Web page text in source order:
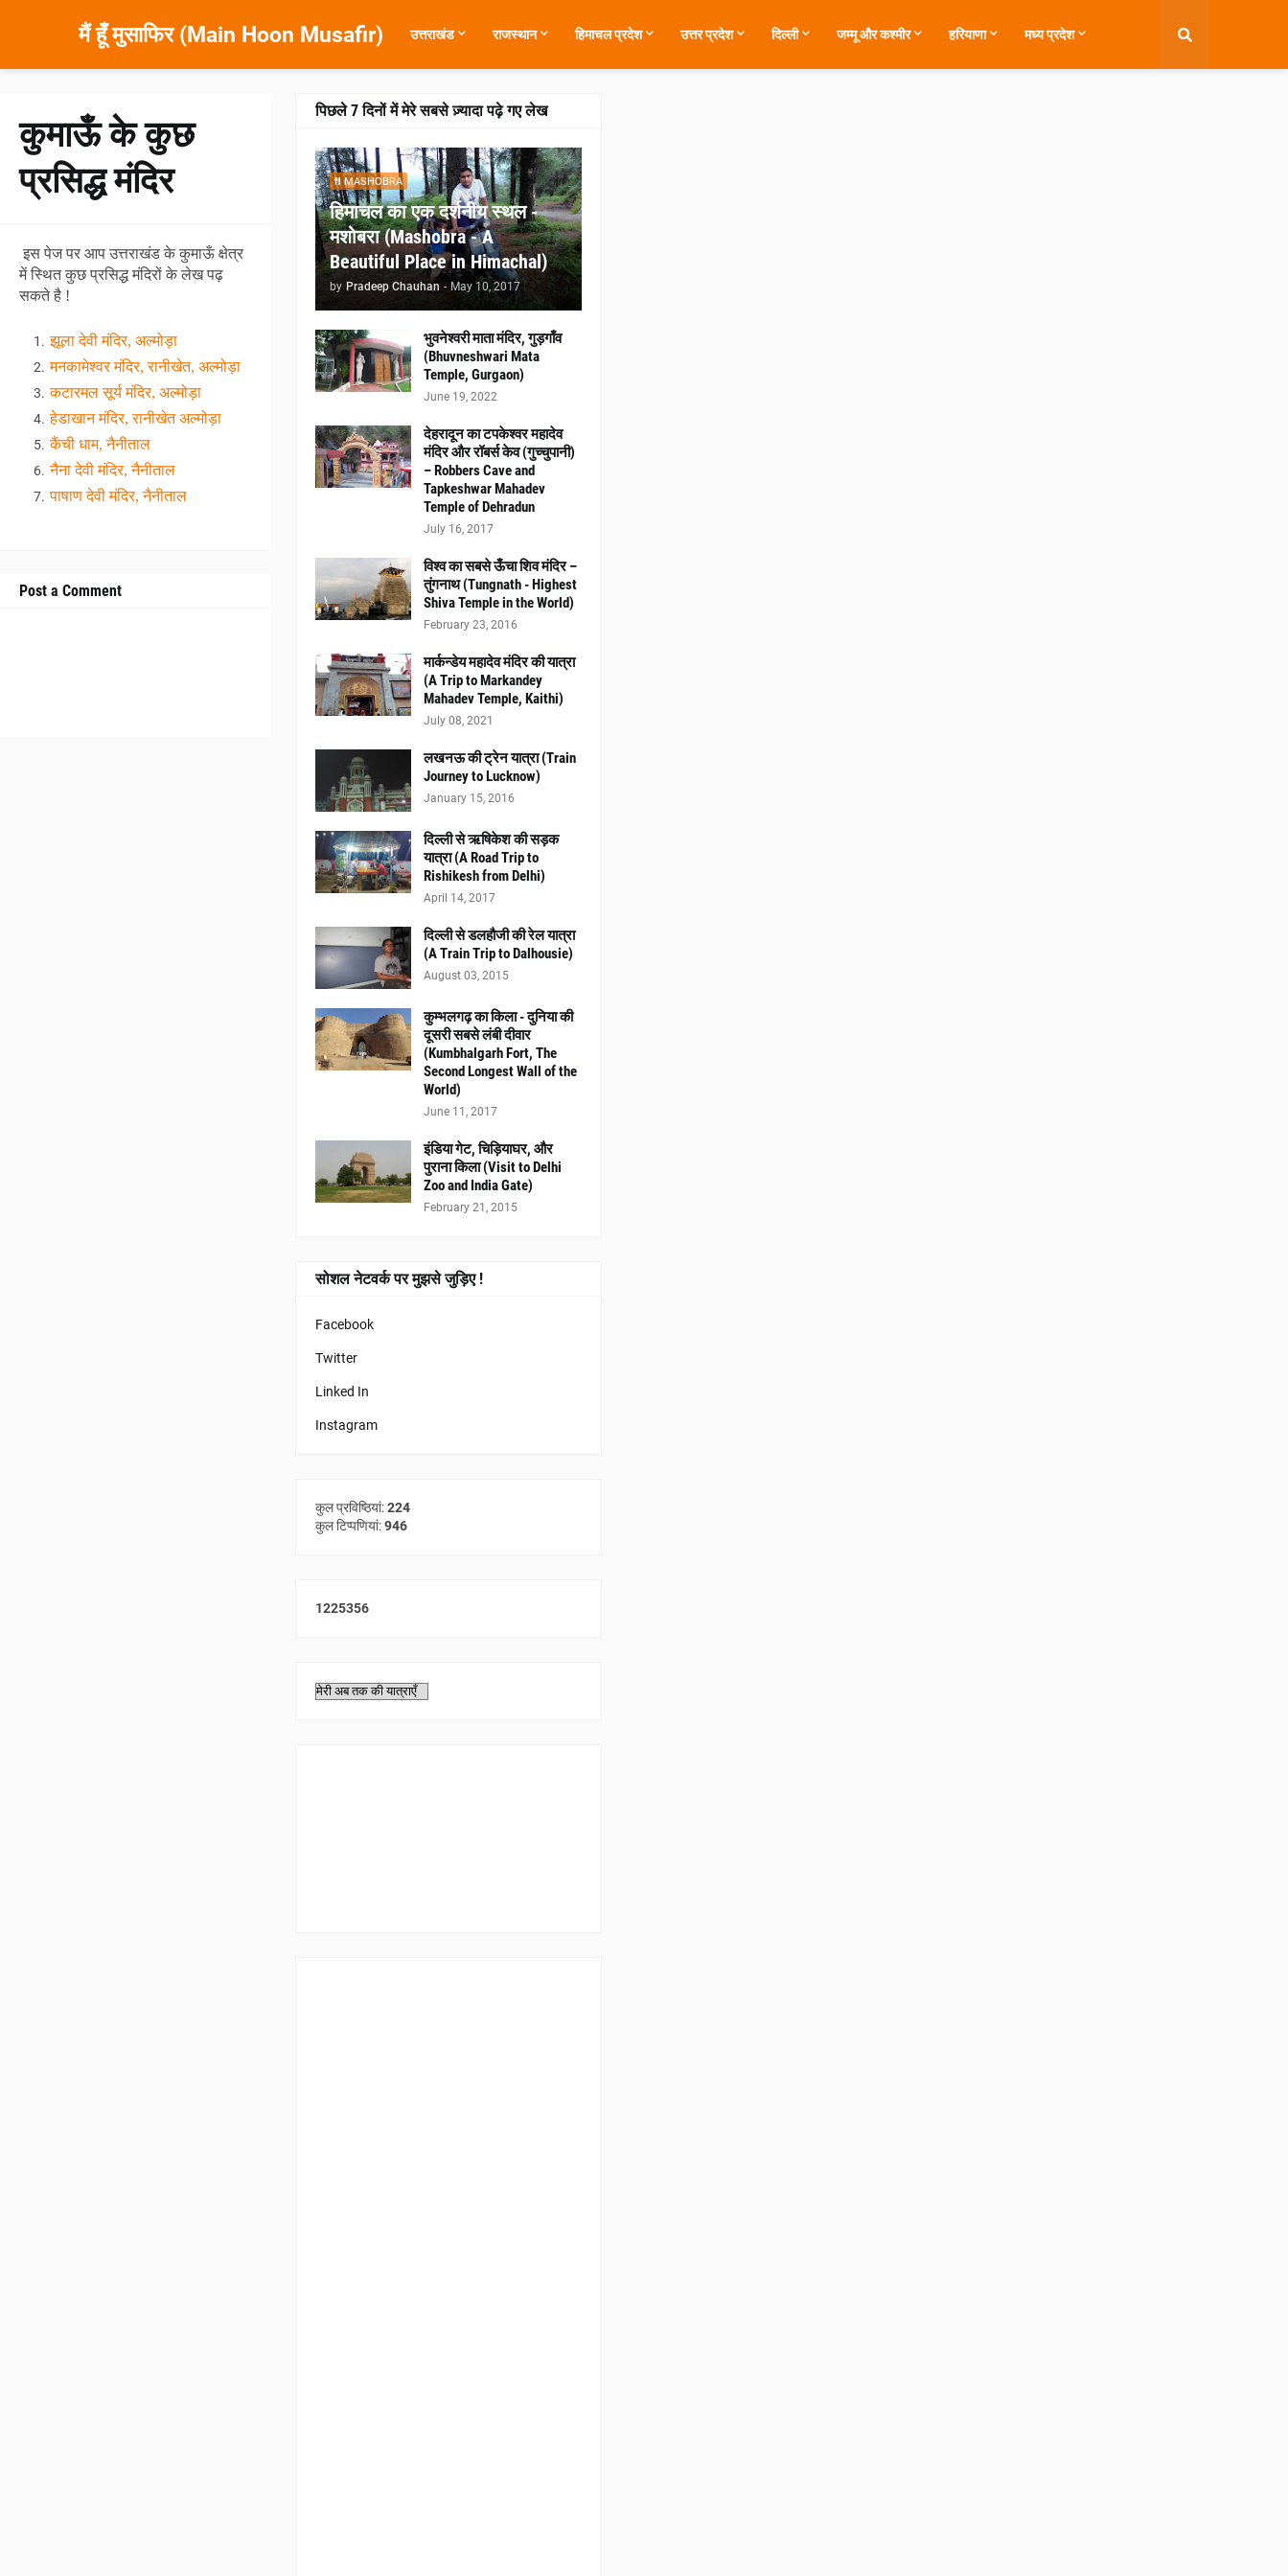
मैं हूँ मुसाफिर (Main Hoon Musafir) उत्तराखंड राजस्थान हिमाचल प्रदेश उत्तर प्रदेश दिल्ली जम्मू और कश्मीर हरियाणा मध्य प्रदेश
कुमाऊँ के कुछ
प्रसिद्ध मंदिर
इस पेज पर आप उत्तराखंड के कुमाऊँ क्षेत्र
में स्थित कुछ प्रसिद्ध मंदिरों के लेख पढ़
सकते है !
झूला देवी मंदिर, अल्मोड़ा
मनकामेश्वर मंदिर, रानीखेत, अल्मोड़ा
कटारमल सूर्य मंदिर, अल्मोड़ा
हेडाखान मंदिर, रानीखेत अल्मोड़ा
कैंची धाम, नैनीताल
नैना देवी मंदिर, नैनीताल
पाषाण देवी मंदिर, नैनीताल
Post a Comment
पिछले 7 दिनों में मेरे सबसे ज़्यादा पढ़े गए लेख
MASHOBRA
हिमाचल का एक दर्शनीय स्थल -
मशोबरा (Mashobra - A
Beautiful Place in Himachal)
by Pradeep Chauhan - May 10, 2017
भुवनेश्वरी माता मंदिर, गुड़गाँव
(Bhuvneshwari Mata
Temple, Gurgaon)
June 19, 2022
देहरादून का टपकेश्वर महादेव
मंदिर और रॉबर्स केव (गुच्चुपानी)
– Robbers Cave and
Tapkeshwar Mahadev
Temple of Dehradun
July 16, 2017
विश्व का सबसे ऊँचा शिव मंदिर –
तुंगनाथ (Tungnath - Highest
Shiva Temple in the World)
February 23, 2016
मार्कन्डेय महादेव मंदिर की यात्रा
(A Trip to Markandey
Mahadev Temple, Kaithi)
July 08, 2021
लखनऊ की ट्रेन यात्रा (Train
Journey to Lucknow)
January 15, 2016
दिल्ली से ऋषिकेश की सड़क
यात्रा (A Road Trip to
Rishikesh from Delhi)
April 14, 2017
दिल्ली से डलहौजी की रेल यात्रा
(A Train Trip to Dalhousie)
August 03, 2015
कुम्भलगढ़ का किला - दुनिया की
दूसरी सबसे लंबी दीवार
(Kumbhalgarh Fort, The
Second Longest Wall of the
World)
June 11, 2017
इंडिया गेट, चिड़ियाघर, और
पुराना किला (Visit to Delhi
Zoo and India Gate)
February 21, 2015
सोशल नेटवर्क पर मुझसे जुड़िए !
Facebook
Twitter
Linked In
Instagram
कुल प्रविष्ठियां:224
कुल टिप्पणियां:946
1225356